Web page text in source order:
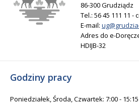
86-300 Grudziądz
Tel.: 56 45 111 11 -
E-mail:
Adres do e-
HDIJB-32
Godziny pracy
Poniedziałek, Środa, Czwartek: 7:00 - 15:15